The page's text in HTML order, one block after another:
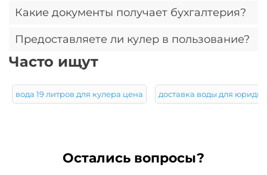
бесплатна.
Да, экспресс-доставка день в день доступна при
покрытия у оператора.
Какие документы получает бухгалтерия?
Счёт на оплату, товарную накладную и акт
выполненных работ. Все формы соответствуют
законодательству РФ.
Предоставляете ли кулер в пользование?
Да, кулер или помпа передаются в аренду при
заключении долгосрочного договора.
Часто ищут
вода 19 литров для кулера цена доставка воды для
Остались вопросы?